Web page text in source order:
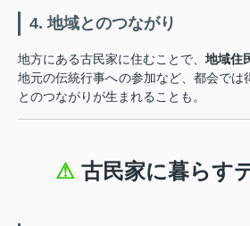
4. 地域とのつながり
地方にある古民家に住むことで、 地域住
地元の伝統行事への参加など、都会では
とのつながりが生まれることも。
⚠ 古民家に暮らす